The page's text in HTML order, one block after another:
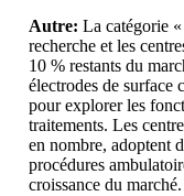
Autre: La catégorie
recherche et les
10 % restants du
électrodes de surface
pour explorer les
traitements. Les
en nombre, adoptent
procédures
croissance du marché.